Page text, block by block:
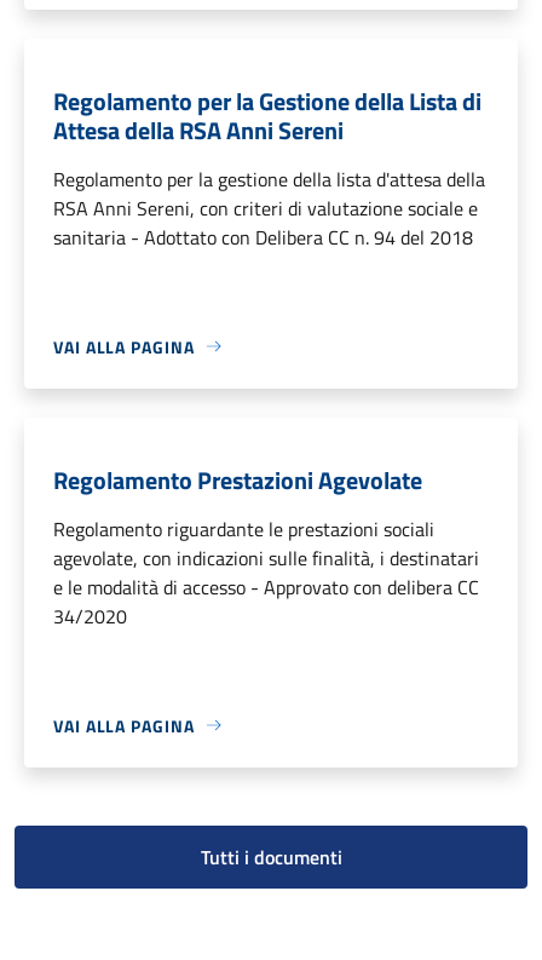
Regolamento per la Gestione della Lista di
Attesa della RSA Anni Sereni
Regolamento per la gestione della lista d'attesa della
RSA Anni Sereni, con criteri di valutazione sociale e
sanitaria - Adottato con Delibera CC n. 94 del 2018
VAI ALLA PAGINA
Regolamento Prestazioni Agevolate
Regolamento riguardante le prestazioni sociali
agevolate, con indicazioni sulle finalità, i destinatari
e le modalità di accesso - Approvato con delibera CC
34/2020
VAI ALLA PAGINA
Tutti i documenti